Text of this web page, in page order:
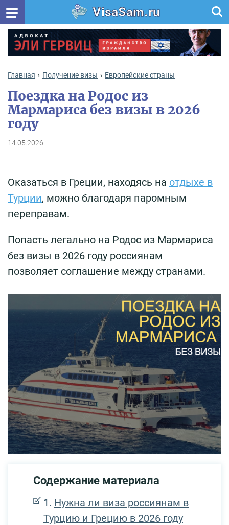
VisaSam.ru
Главная Получение визы Европейские страны
Поездка на Родос из
Мармариса без визы в 2026
году
14.05.2026
Оказаться в Греции, находясь на отдыхе в
Турции, можно благодаря паромным
переправам.
Попасть легально на Родос из Мармариса
без визы в 2026 году россиянам
позволяет соглашение между странами.
Содержание материала
Нужна ли виза россиянам в
Турцию и Грецию в 2026 году